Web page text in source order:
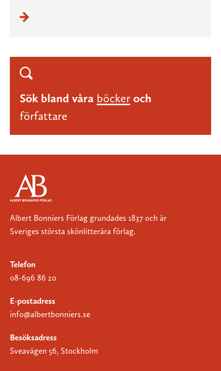
Sök bland våra böcker och
författare
Albert Bonniers Förlag grundades 1837 och är
Sveriges största skönlitterära förlag.
Telefon
08-696 86 20
E-postadress
info@albertbonniers.se
Besöksadress
Sveavägen 56, Stockholm